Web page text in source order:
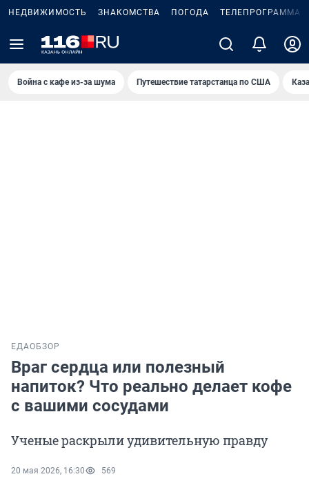
НЕДВИЖИМОСТЬ ЗНАКОМСТВА ПОГОДА ТЕЛЕПРОГРАММА
Война с кафе из-за шума Путешествие татарстанца по США
ЕДАОБЗОР
Враг сердца или полезный
напиток? Что реально делает кофе
с вашими сосудами
Ученые раскрыли удивительную правду
20 мая 2026, 16:30 569